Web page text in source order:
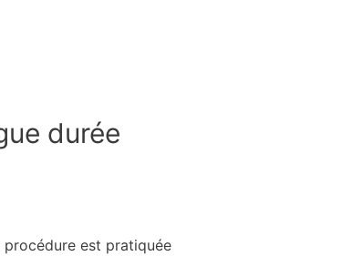
durée
procédure est pratiquée